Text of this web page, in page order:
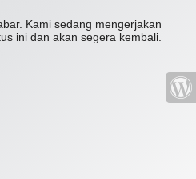
Kami sedang mengerjakan
ini dan akan segera kembali.